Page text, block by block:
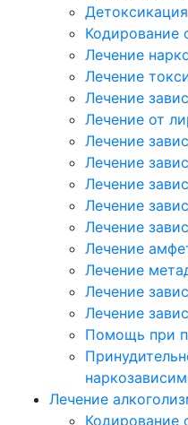
Кодирование
Лечение
Лечение
Лечение
Лечение от
Лечение
Лечение
Лечение
Лечение
Лечение
Лечение
Лечение
Лечение
Лечение
Помощь при
Лечение
Кодирование